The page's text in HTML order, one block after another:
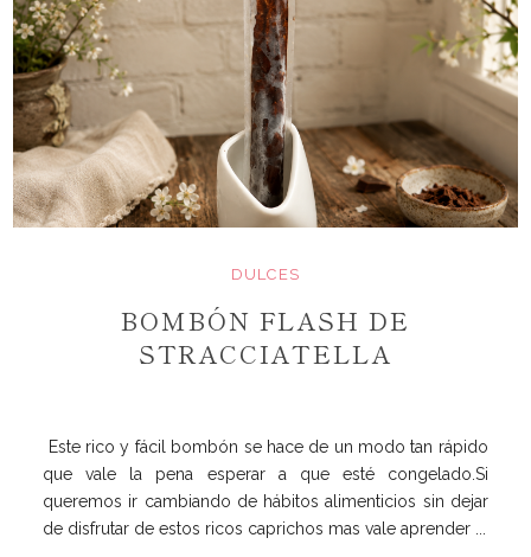
DULCES
BOMBÓN FLASH DE
STRACCIATELLA
Este rico y fácil bombón se hace de un modo tan rápido
que vale la pena esperar a que esté congelado.Si
queremos ir cambiando de hábitos alimenticios sin dejar
de disfrutar de estos ricos caprichos mas vale aprender ...